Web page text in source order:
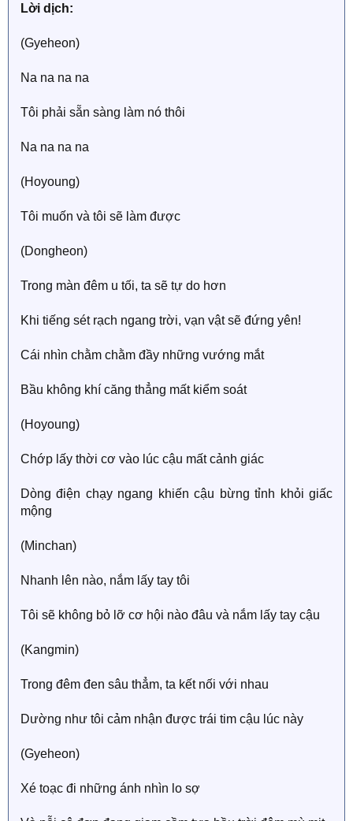
Lời dịch:
(Gyeheon)
Na na na na
Tôi phải sẵn sàng làm nó thôi
Na na na na
(Hoyoung)
Tôi muốn và tôi sẽ làm được
(Dongheon)
Trong màn đêm u tối, ta sẽ tự do hơn
Khi tiếng sét rạch ngang trời, vạn vật sẽ đứng yên!
Cái nhìn chằm chằm đầy những vướng mắt
Bầu không khí căng thẳng mất kiểm soát
(Hoyoung)
Chớp lấy thời cơ vào lúc cậu mất cảnh giác
Dòng điện chạy ngang khiến cậu bừng tỉnh khỏi giấc
mộng
(Minchan)
Nhanh lên nào, nắm lấy tay tôi
Tôi sẽ không bỏ lỡ cơ hội nào đâu và nắm lấy tay cậu
(Kangmin)
Trong đêm đen sâu thẳm, ta kết nối với nhau
Dường như tôi cảm nhận được trái tim cậu lúc này
(Gyeheon)
Xé toạc đi những ánh nhìn lo sợ